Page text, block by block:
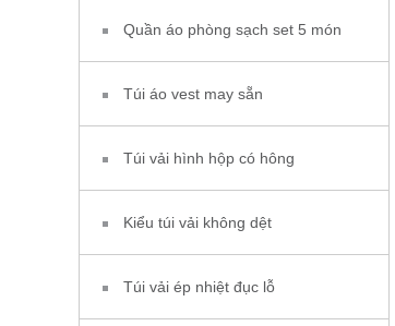
Quần áo phòng sạch set 5 món
Túi áo vest may sẵn
Túi vải hình hộp có hông
Kiểu túi vải không dệt
Túi vải ép nhiệt đục lỗ